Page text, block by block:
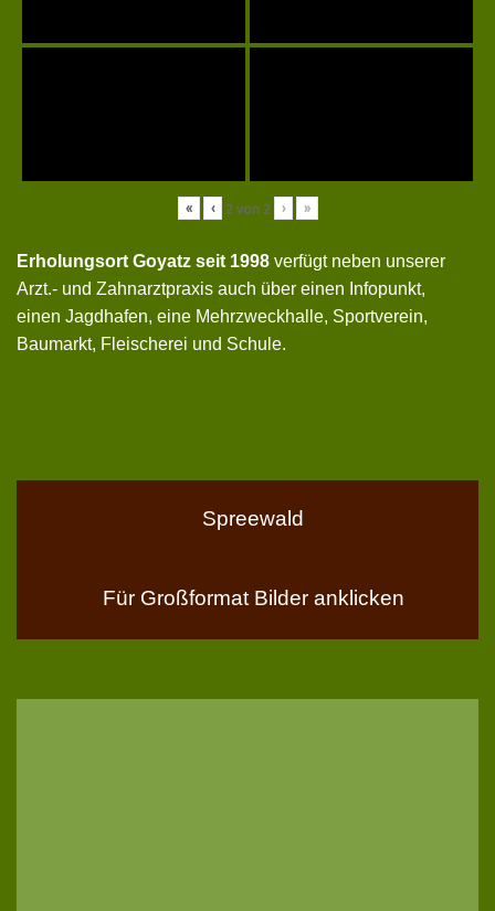
« ‹ 2von 2 › »
Erholungsort Goyatz seit 1998 verfügt neben unserer
Arzt.- und Zahnarztpraxis auch über einen Infopunkt,
einen Jagdhafen, eine Mehrzweckhalle, Sportverein,
Baumarkt, Fleischerei und Schule.
Spreewald
Für Großformat Bilder anklicken